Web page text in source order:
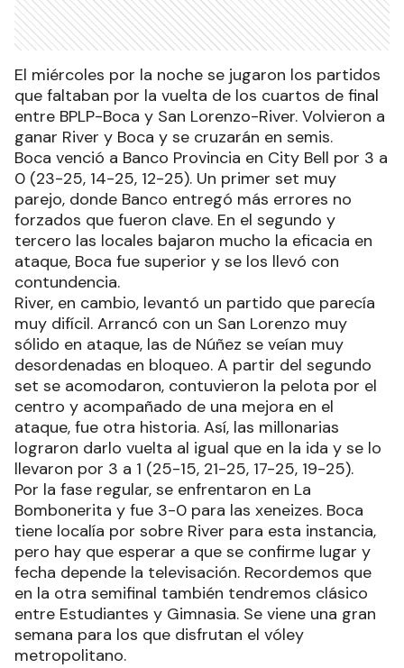
El miércoles por la noche se jugaron los partidos
que faltaban por la vuelta de los cuartos de final
entre BPLP-Boca y San Lorenzo-River. Volvieron a
ganar River y Boca y se cruzarán en semis.
Boca venció a Banco Provincia en City Bell por 3 a
0 (23-25, 14-25, 12-25). Un primer set muy
parejo, donde Banco entregó más errores no
forzados que fueron clave. En el segundo y
tercero las locales bajaron mucho la eficacia en
ataque, Boca fue superior y se los llevó con
contundencia.
River, en cambio, levantó un partido que parecía
muy difícil. Arrancó con un San Lorenzo muy
sólido en ataque, las de Núñez se veían muy
desordenadas en bloqueo. A partir del segundo
set se acomodaron, contuvieron la pelota por el
centro y acompañado de una mejora en el
ataque, fue otra historia. Así, las millonarias
lograron darlo vuelta al igual que en la ida y se lo
llevaron por 3 a 1 (25-15, 21-25, 17-25, 19-25).
Por la fase regular, se enfrentaron en La
Bombonerita y fue 3-0 para las xeneizes. Boca
tiene localía por sobre River para esta instancia,
pero hay que esperar a que se confirme lugar y
fecha depende la televisación. Recordemos que
en la otra semifinal también tendremos clásico
entre Estudiantes y Gimnasia. Se viene una gran
semana para los que disfrutan el vóley
metropolitano.